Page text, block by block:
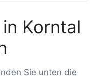
Korntal
Sie unten die